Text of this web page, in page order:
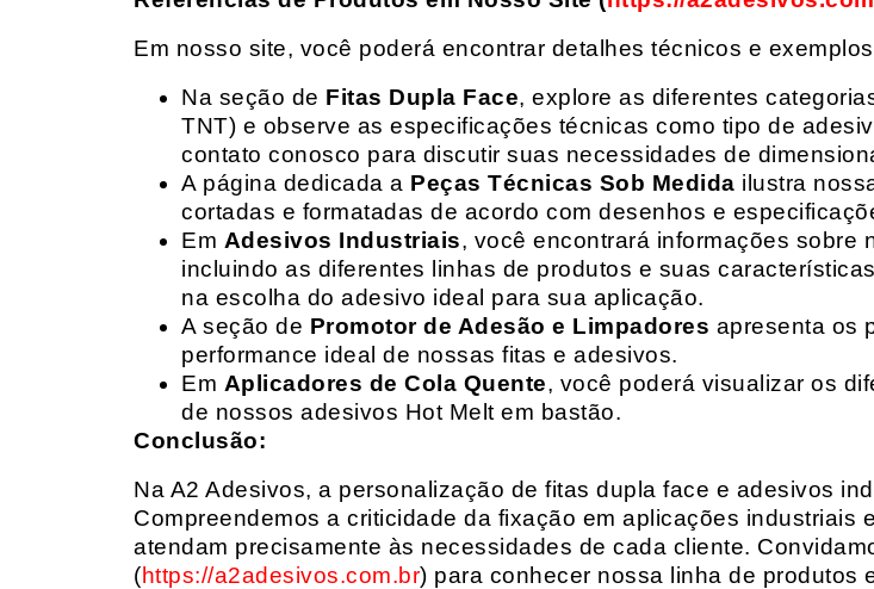
Em nosso site, você poderá encontrar detalhes técnicos e
Na seção de Fitas Dupla Face, explore as diferentes
TNT) e observe as especificações técnicas como tipo de
contato conosco para discutir suas necessidades de
A página dedicada a Peças Técnicas Sob Medida ilustra
cortadas e formatadas de acordo com desenhos e
Em Adesivos Industriais, você encontrará informações sobre
incluindo as diferentes linhas de produtos e suas
na escolha do adesivo ideal para sua aplicação.
A seção de Promotor de Adesão e Limpadores apresenta os
performance ideal de nossas fitas e adesivos.
Em Aplicadores de Cola Quente, você poderá visualizar os
de nossos adesivos Hot Melt em bastão.
Conclusão:
Na A2 Adesivos, a personalização de fitas dupla face e adesivos
Compreendemos a criticidade da fixação em aplicações
atendam precisamente às necessidades de cada cliente.
(https://a2adesivos.com.br) para conhecer nossa linha de produtos